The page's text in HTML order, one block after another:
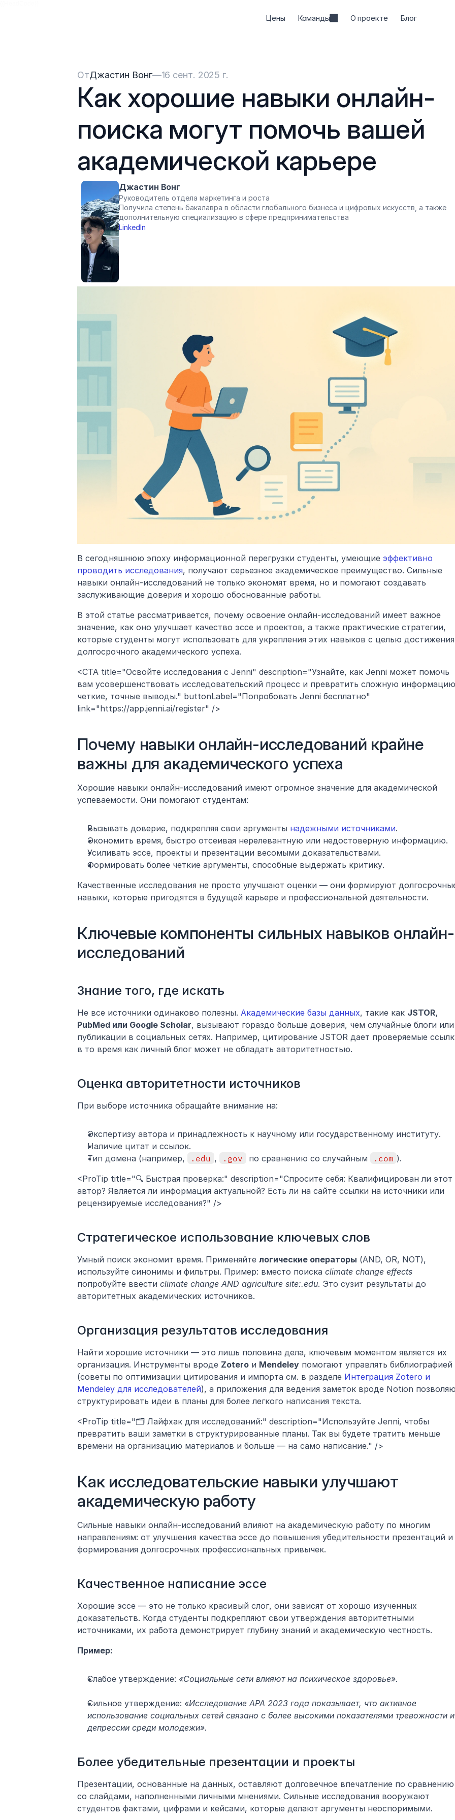
Цены Команды О проекте Блог
ОтДжастин Вонг—16 сент. 2025 г.
Как хорошие навыки онлайн-
поиска могут помочь вашей
академической карьере
Джастин Вонг
Руководитель отдела маркетинга и роста
Получила степень бакалавра в области глобального бизнеса и цифровых искусств, а также
дополнительную специализацию в сфере предпринимательства
LinkedIn
В сегодняшнюю эпоху информационной перегрузки студенты, умеющие эффективно
проводить исследования, получают серьезное академическое преимущество. Сильные
навыки онлайн-исследований не только экономят время, но и помогают создавать
заслуживающие доверия и хорошо обоснованные работы.
В этой статье рассматривается, почему освоение онлайн-исследований имеет важное
значение, как оно улучшает качество эссе и проектов, а также практические стратегии,
которые студенты могут использовать для укрепления этих навыков с целью достижения
долгосрочного академического успеха.
<CTA title="Освойте исследования с Jenni" description="Узнайте, как Jenni может помочь
вам усовершенствовать исследовательский процесс и превратить сложную
четкие, точные выводы." buttonLabel="Попробовать Jenni бесплатно"
link="https://app.jenni.ai/register" />
Почему навыки онлайн-исследований крайне
важны для академического успеха
Хорошие навыки онлайн-исследований имеют огромное значение для академической
успеваемости. Они помогают студентам:
Вызывать доверие, подкрепляя свои аргументы надежными источниками.
Экономить время, быстро отсеивая нерелевантную или недостоверную информацию.
Усиливать эссе, проекты и презентации весомыми доказательствами.
Формировать более четкие аргументы, способные выдержать критику.
Качественные исследования не просто улучшают оценки — они формируют
навыки, которые пригодятся в будущей карьере и профессиональной деятельности.
Ключевые компоненты сильных навыков онлайн-
исследований
Знание того, где искать
Не все источники одинаково полезны. Академические базы данных, такие как JSTOR,
PubMed или Google Scholar, вызывают гораздо больше доверия, чем случайные блоги или
публикации в социальных сетях. Например, цитирование JSTOR дает проверяемые
в то время как личный блог может не обладать авторитетностью.
Оценка авторитетности источников
При выборе источника обращайте внимание на:
Экспертизу автора и принадлежность к научному или государственному институту.
Наличие цитат и ссылок.
Тип домена (например,
.edu , .gov по сравнению со случайным .com ).
<ProTip title="🔍 Быстрая проверка:" description="Спросите себя: Квалифицирован ли этот
автор? Является ли информация актуальной? Есть ли на сайте ссылки на источники или
рецензируемые исследования?" />
Стратегическое использование ключевых слов
Умный поиск экономит время. Применяйте логические операторы (AND, OR, NOT),
используйте синонимы и фильтры. Пример: вместо поиска climate change effects
попробуйте ввести climate change AND agriculture site:.edu. Это сузит результаты до
авторитетных академических источников.
Организация результатов исследования
Найти хорошие источники — это лишь половина дела, ключевым моментом является их
организация. Инструменты вроде Zotero и Mendeley помогают управлять библиографией
(советы по оптимизации цитирования и импорта см. в разделе Интеграция Zotero и
Mendeley для исследователей), а приложения для ведения заметок вроде Notion
структурировать идеи в планы для более легкого написания текста.
<ProTip title="🗂️ Лайфхак для исследований:" description="Используйте Jenni, чтобы
превратить ваши заметки в структурированные планы. Так вы будете тратить меньше
времени на организацию материалов и больше — на само написание." />
Как исследовательские навыки улучшают
академическую работу
Сильные навыки онлайн-исследований влияют на академическую работу по многим
направлениям: от улучшения качества эссе до повышения убедительности презентаций и
формирования долгосрочных профессиональных привычек.
Качественное написание эссе
Хорошие эссе — это не только красивый слог, они зависят от хорошо изученных
доказательств. Когда студенты подкрепляют свои утверждения авторитетными
источниками, их работа демонстрирует глубину знаний и академическую честность.
Пример:
Слабое утверждение: «Социальные сети влияют на психическое здоровье».
Сильное утверждение: «Исследование APA 2023 года показывает, что активное
использование социальных сетей связано с более высокими показателями тревожности и
депрессии среди молодежи».
Более убедительные презентации и проекты
Презентации, основанные на данных, оставляют долговечное впечатление по сравнению
со слайдами, наполненными личными мнениями. Сильные исследования вооружают
студентов фактами, цифрами и кейсами, которые делают аргументы неоспоримыми.